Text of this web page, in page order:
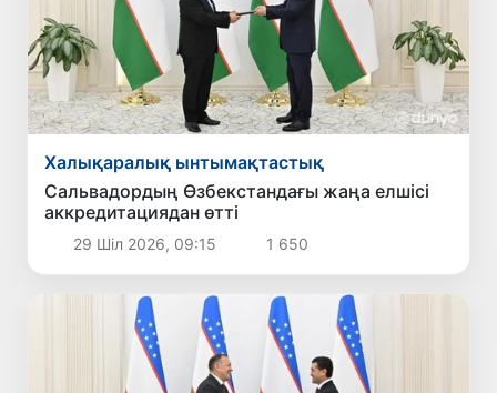
Халықаралық ынтымақтастық
Сальвадордың Өзбекстандағы жаңа елшісі
аккредитациядан өтті
29 Шіл 2026, 09:15 1 650